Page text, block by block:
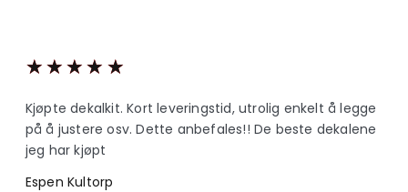
★ ★ ★ ★ ★
Kjøpte dekalkit. Kort leveringstid, utrolig enkelt å legge
på å justere osv. Dette anbefales!! De beste dekalene
jeg har kjøpt
Espen Kultorp